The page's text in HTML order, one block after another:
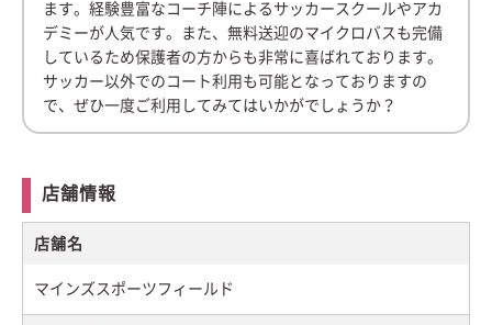
ます。経験豊富なコーチ陣によるサッカースクールやアカ
デミーが人気です。また、無料送迎のマイクロバスも完備
しているため保護者の方からも非常に喜ばれております。
サッカー以外でのコート利用も可能となっておりますの
で、ぜひ一度ご利用してみてはいかがでしょうか？
店舗情報
店舗名
マインズスポーツフィールド